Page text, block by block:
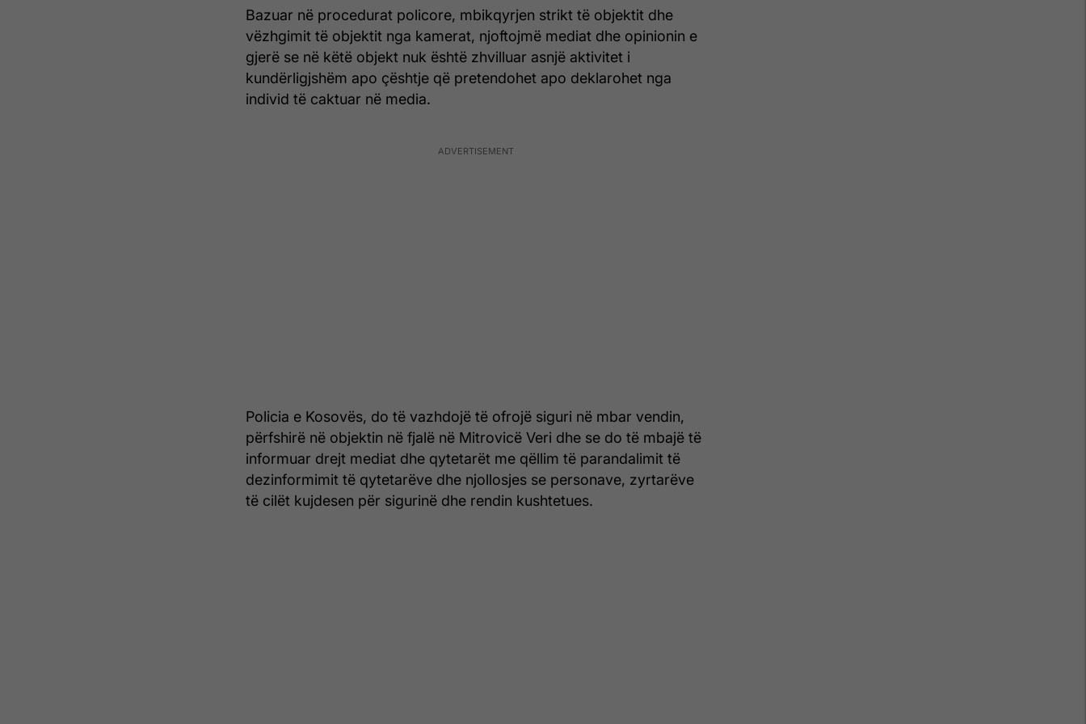
Bazuar në procedurat policore, mbikqyrjen strikt të objektit dhe
vëzhgimit të objektit nga kamerat, njoftojmë mediat dhe opinionin e
gjerë se në këtë objekt nuk është zhvilluar asnjë aktivitet i
kundërligjshëm apo çështje që pretendohet apo deklarohet nga
individ të caktuar në media.
Policia e Kosovës, do të vazhdojë të ofrojë siguri në mbar vendin,
përfshirë në objektin në fjalë në Mitrovicë Veri dhe se do të mbajë të
informuar drejt mediat dhe qytetarët me qëllim të parandalimit të
dezinformimit të qytetarëve dhe njollosjes se personave, zyrtarëve
të cilët kujdesen për sigurinë dhe rendin kushtetues.